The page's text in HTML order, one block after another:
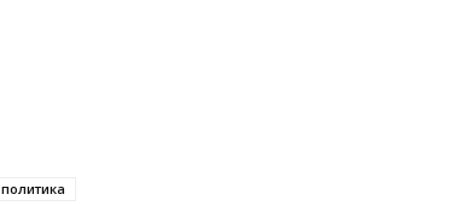
политика